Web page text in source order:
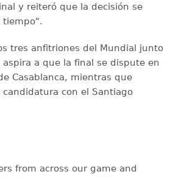
y reiteró que la decisión se
tiempo".
tres anfitriones del Mundial junto
aspira a que la final se dispute en
Casablanca, mientras que
con el Santiago
from across our game and